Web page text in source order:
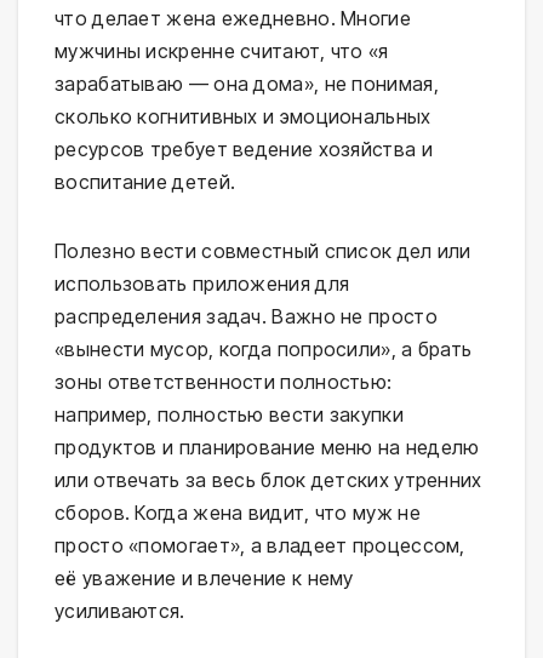
что делает жена ежедневно. Многие
мужчины искренне считают, что «я
зарабатываю — она дома», не понимая,
сколько когнитивных и эмоциональных
ресурсов требует ведение хозяйства и
воспитание детей.
Полезно вести совместный список дел или
использовать приложения для
распределения задач. Важно не просто
«вынести мусор, когда попросили», а брать
зоны ответственности полностью:
например, полностью вести закупки
продуктов и планирование меню на неделю
или отвечать за весь блок детских утренних
сборов. Когда жена видит, что муж не
просто «помогает», а владеет процессом,
её уважение и влечение к нему
усиливаются.